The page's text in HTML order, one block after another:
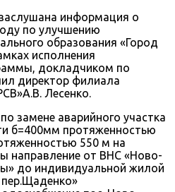
информация о
по улучшению
образования «Город
исполнения
докладчиком по
директор филиала
Лесенко.
замене аварийного участка
б=400мм протяженностью
550 м на
направление от ВНС «Ново-
до индивидуальной жилой
пер.Щаденко»